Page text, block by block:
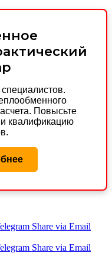
Повысьте
и квалификацию
Share via Email
Share via Email